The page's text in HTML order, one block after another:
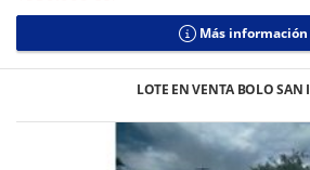
Más información
LOTE EN VENTA BOLO SAN